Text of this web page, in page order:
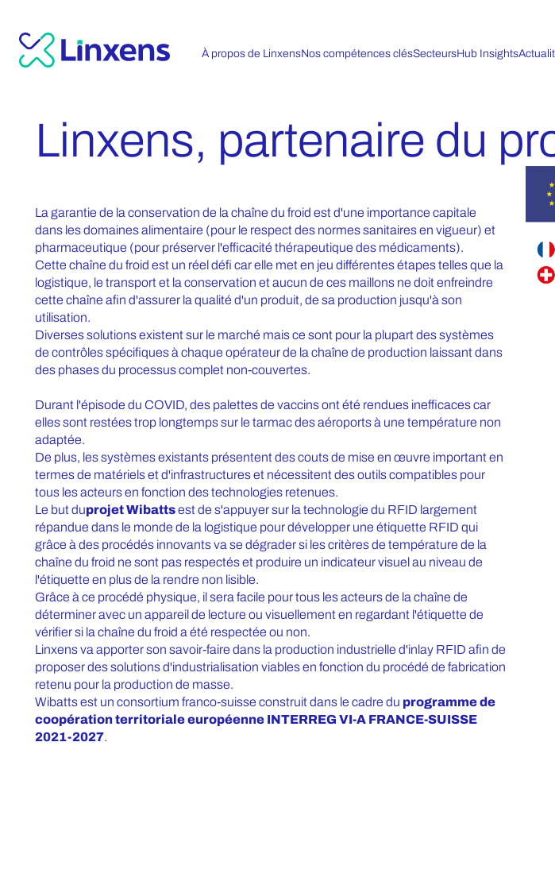
À propos de LinxensNos compétences clésSecteursHub Insights
Linxens, partenaire du
La garantie de la conservation de la chaîne du froid est d'une importance capitale
dans les domaines alimentaire (pour le respect des normes sanitaires en vigueur) et
pharmaceutique (pour préserver l'efficacité thérapeutique des médicaments).
Cette chaîne du froid est un réel défi car elle met en jeu différentes étapes telles que la
logistique, le transport et la conservation et aucun de ces maillons ne doit enfreindre
cette chaîne afin d'assurer la qualité d'un produit, de sa production jusqu'à son
utilisation.
Diverses solutions existent sur le marché mais ce sont pour la plupart des systèmes
de contrôles spécifiques à chaque opérateur de la chaîne de production laissant dans
des phases du processus complet non-couvertes.
Durant l'épisode du COVID, des palettes de vaccins ont été rendues inefficaces car
elles sont restées trop longtemps sur le tarmac des aéroports à une température non
adaptée.
De plus, les systèmes existants présentent des couts de mise en œuvre important en
termes de matériels et d'infrastructures et nécessitent des outils compatibles pour
tous les acteurs en fonction des technologies retenues.
Le but duprojet Wibattsest de s'appuyer sur la technologie du RFID largement
répandue dans le monde de la logistique pour développer une étiquette RFID qui
grâce à des procédés innovants va se dégrader si les critères de température de la
chaîne du froid ne sont pas respectés et produire un indicateur visuel au niveau de
l'étiquette en plus de la rendre non lisible.
Grâce à ce procédé physique, il sera facile pour tous les acteurs de la chaîne de
déterminer avec un appareil de lecture ou visuellement en regardant l'étiquette de
vérifier si la chaîne du froid a été respectée ou non.
Linxens va apporter son savoir-faire dans la production industrielle d'inlay RFID afin de
proposer des solutions d'industrialisation viables en fonction du procédé de fabrication
retenu pour la production de masse.
Wibatts est un consortium franco-suisse construit dans le cadre du programme de
coopération territoriale européenne INTERREG VI-A FRANCE-SUISSE
2021-2027.